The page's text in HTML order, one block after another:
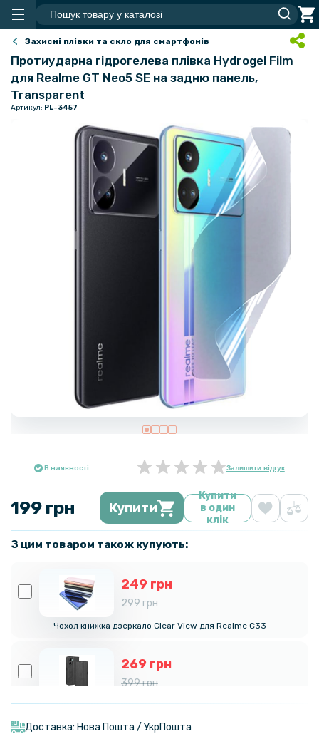
Захисні плівки та скло для смартфонів
Протиударна гідрогелева плівка Hydrogel Film
для Realme GT Neo5 SE​ на задню панель,
Transparent
Артикул: PL-3457
В наявності Залишити відгук
199 грн Купити
Купити
в один
клік
З цим товаром також купують:
249 грн
299 грн
Чохол книжка дзеркало Clear View для Realme C33
269 грн
399 грн
Чохол-книжка Epik iFace Retro Leather для Realme C33
Доставка: Нова Пошта / УкрПошта